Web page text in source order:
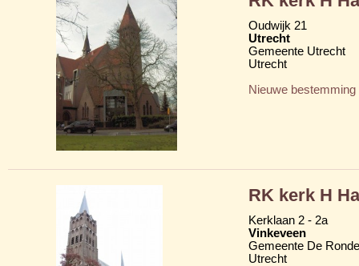
Oudwijk 21
Utrecht
Gemeente Utrecht
Utrecht
Nieuwe bestemming
RK kerk H
Kerklaan 2 - 2a
Vinkeveen
Gemeente De
Utrecht